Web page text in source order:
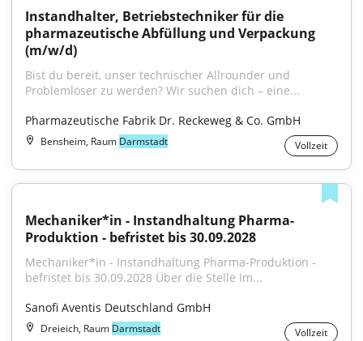
Instandhalter, Betriebstechniker für die
pharmazeutische Abfüllung und Verpackung
(m/w/d)
Bist du bereit, unser technischer Allrounder und
Problemlöser zu werden? Wir suchen dich – eine...
Pharmazeutische Fabrik Dr. Reckeweg & Co. GmbH
Bensheim, Raum Darmstadt Vollzeit
Mechaniker*in - Instandhaltung Pharma-
Produktion - befristet bis 30.09.2028
Mechaniker*in - Instandhaltung Pharma-Produktion -
befristet bis 30.09.2028 Über die Stelle Im...
Sanofi Aventis Deutschland GmbH
Dreieich, Raum Darmstadt Vollzeit